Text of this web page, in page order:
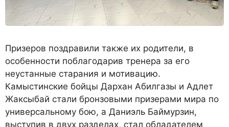
Призеров поздравили также их родители, в
особенности поблагодарив тренера за его
неустанные старания и мотивацию.
Камыстинские бойцы Дархан Абилгазы и Адлет
Жаксыбай стали бронзовыми призерами мира по
универсальному бою, а Даниэль Баймурзин,
выступив в двух разделах, стал обладателем